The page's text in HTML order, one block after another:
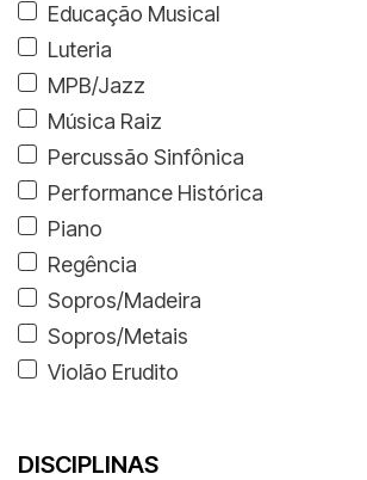
Educação Musical
Luteria
MPB/Jazz
Música Raiz
Percussão Sinfônica
Performance Histórica
Piano
Regência
Sopros/Madeira
Sopros/Metais
Violão Erudito
DISCIPLINAS